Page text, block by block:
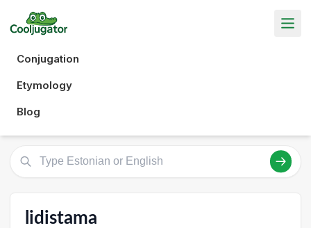
Conjugation
Etymology
Blog
lidistama